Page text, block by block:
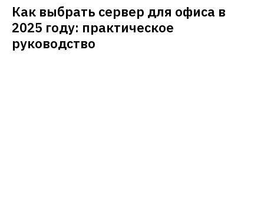
Как выбрать сервер для офиса в
2025 году: практическое
руководство